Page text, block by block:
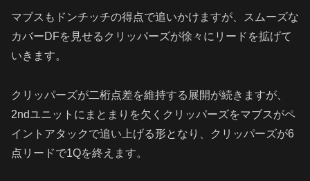
マブスもドンチッチの得点で追いかけますが、スムーズな
カバーDFを見せるクリッパーズが徐々にリードを拡げて
いきます。
クリッパーズが二桁点差を維持する展開が続きますが、
2ndユニットにまとまりを欠くクリッパーズをマブスがペ
イントアタックで追い上げる形となり、クリッパーズが6
点リードで1Qを終えます。